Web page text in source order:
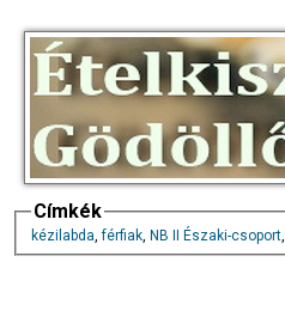
Címkék
kézilabda,férfiak, NB II Északi-csoport,